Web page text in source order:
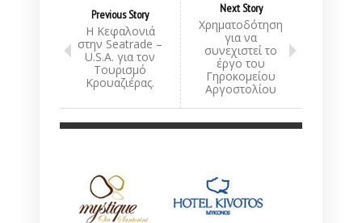
Previous Story
Η Κεφαλονιά
στην Seatrade –
U.S.A. για τον
Τουρισμό
Κρουαζιέρας.
Next Story
Χρηματοδότηση
για να
συνεχιστεί το
έργο του
Γηροκομείου
Αργοστολίου